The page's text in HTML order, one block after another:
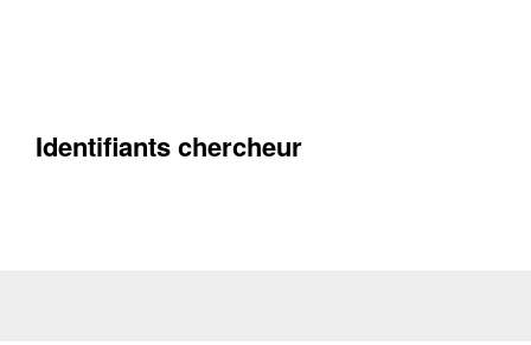
Identifiants chercheur